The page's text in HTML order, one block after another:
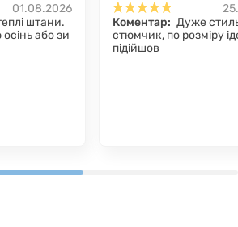
01.08.2026
штани.
осінь або зи
Коментар: Дуже
стюмчик, по розміру
підійшов